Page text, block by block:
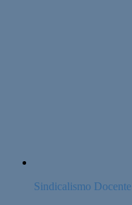
Sindicalismo Docente